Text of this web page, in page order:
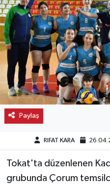
Paylaş
RIFAT KARA
Tokat'ta düzenlenen
grubunda Çorum
İskilip
Kargı
Laçin
Mecitözü
Oğuzlar
Ortaköy
Osmancık
Haber Arşivi